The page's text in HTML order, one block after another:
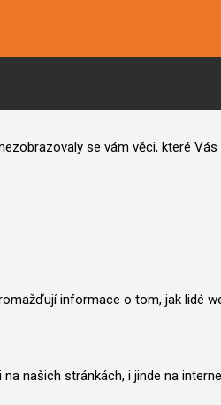
se vám věci, které
informace o tom, jak lidé
našich stránkách, i jinde na